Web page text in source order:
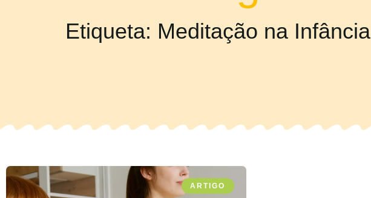
Etiqueta: Meditação na Infância
ARTIGO